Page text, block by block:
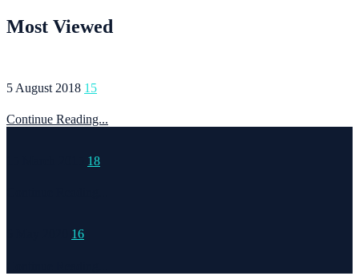
Most Viewed
5 August 2018 15
Continue Reading...
18
16